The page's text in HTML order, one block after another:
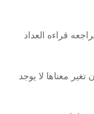
قراءه العداد
تغير معناها لا يوجد